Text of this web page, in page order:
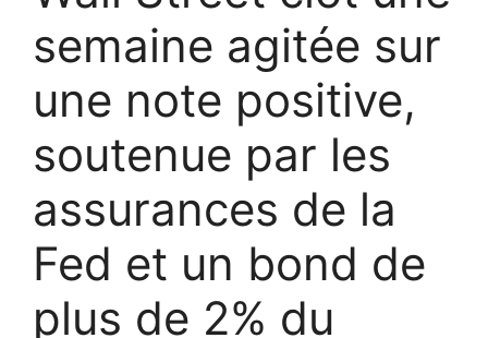
semaine agitée sur
une note positive,
soutenue par les
assurances de la
Fed et un bond de
plus de 2% du